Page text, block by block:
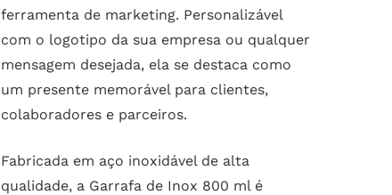
ferramenta de marketing. Personalizável
com o logotipo da sua empresa ou qualquer
mensagem desejada, ela se destaca como
um presente memorável para clientes,
colaboradores e parceiros.
Fabricada em aço inoxidável de alta
qualidade, a Garrafa de Inox 800 ml é